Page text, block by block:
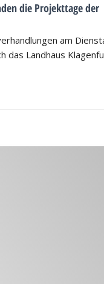
die Projekttage der
am
das Landhaus